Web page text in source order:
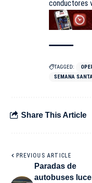
conductores
TAGGED:
SEMANA
Share This Article
PREVIOUS ARTICLE
Paradas de
autobuses